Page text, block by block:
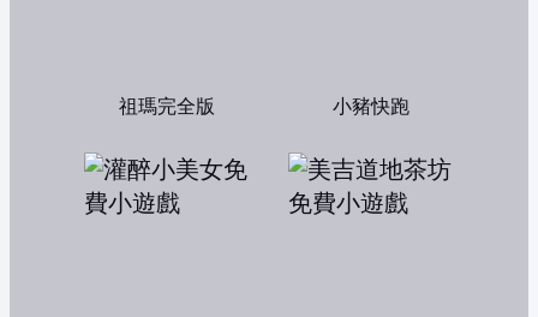
祖瑪完全版 小豬快跑